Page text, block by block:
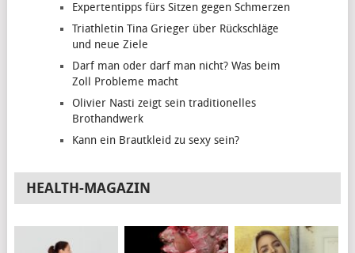
Expertentipps fürs Sitzen gegen Schmerzen
Triathletin Tina Grieger über Rückschläge
und neue Ziele
Darf man oder darf man nicht? Was beim
Zoll Probleme macht
Olivier Nasti zeigt sein traditionelles
Brothandwerk
Kann ein Brautkleid zu sexy sein?
HEALTH-MAGAZIN